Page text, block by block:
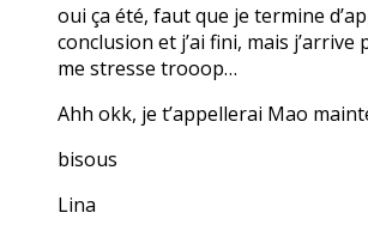
oui ça été, faut que je termine
conclusion et j’ai fini, mais j’arrive
me stresse trooop…
Ahh okk, je t’appellerai Mao
bisous
Lina